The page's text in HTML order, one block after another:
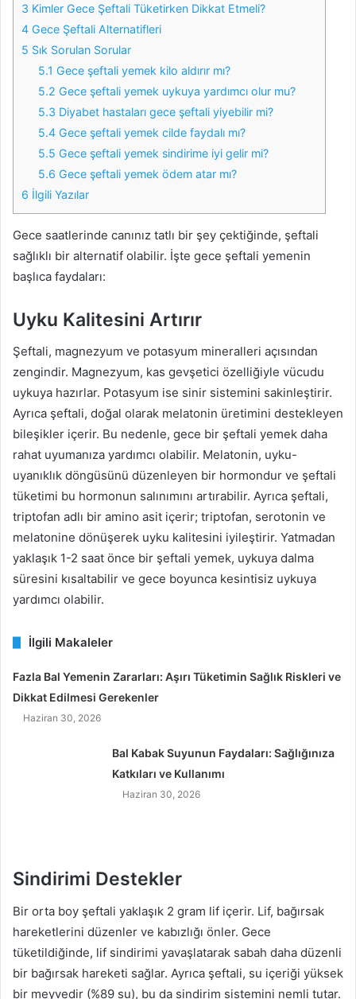
3 Kimler Gece Şeftali Tüketirken Dikkat Etmeli?
4 Gece Şeftali Alternatifleri
5 Sık Sorulan Sorular
5.1 Gece şeftali yemek kilo aldırır mı?
5.2 Gece şeftali yemek uykuya yardımcı olur mu?
5.3 Diyabet hastaları gece şeftali yiyebilir mi?
5.4 Gece şeftali yemek cilde faydalı mı?
5.5 Gece şeftali yemek sindirime iyi gelir mi?
5.6 Gece şeftali yemek ödem atar mı?
6 İlgili Yazılar
Gece saatlerinde canınız tatlı bir şey çektiğinde, şeftali
sağlıklı bir alternatif olabilir. İşte gece şeftali yemenin
başlıca faydaları:
Uyku Kalitesini Artırır
Şeftali, magnezyum ve potasyum mineralleri açısından
zengindir. Magnezyum, kas gevşetici özelliğiyle vücudu
uykuya hazırlar. Potasyum ise sinir sistemini sakinleştirir.
Ayrıca şeftali, doğal olarak melatonin üretimini destekleyen
bileşikler içerir. Bu nedenle, gece bir şeftali yemek daha
rahat uyumanıza yardımcı olabilir. Melatonin, uyku-
uyanıklık döngüsünü düzenleyen bir hormondur ve şeftali
tüketimi bu hormonun salınımını artırabilir. Ayrıca şeftali,
triptofan adlı bir amino asit içerir; triptofan, serotonin ve
melatonine dönüşerek uyku kalitesini iyileştirir. Yatmadan
yaklaşık 1-2 saat önce bir şeftali yemek, uykuya dalma
süresini kısaltabilir ve gece boyunca kesintisiz uykuya
yardımcı olabilir.
İlgili Makaleler
Fazla Bal Yemenin Zararları: Aşırı Tüketimin Sağlık Riskleri ve
Dikkat Edilmesi Gerekenler
Haziran 30, 2026
Bal Kabak Suyunun Faydaları: Sağlığınıza
Katkıları ve Kullanımı
Haziran 30, 2026
Sindirimi Destekler
Bir orta boy şeftali yaklaşık 2 gram lif içerir. Lif, bağırsak
hareketlerini düzenler ve kabızlığı önler. Gece
tüketildiğinde, lif sindirimi yavaşlatarak sabah daha düzenli
bir bağırsak hareketi sağlar. Ayrıca şeftali, su içeriği yüksek
bir meyvedir (%89 su), bu da sindirim sistemini nemli tutar.